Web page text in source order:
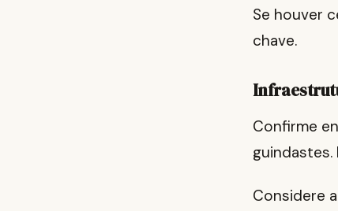
Se houver
chave.
Confirme
guindastes.
Considere